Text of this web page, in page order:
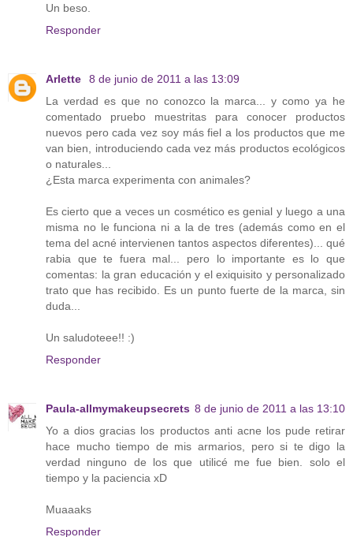
Un beso.
Responder
Arlette
8 de junio de 2011 a las 13:09
La verdad es que no conozco la marca... y como ya he
comentado pruebo muestritas para conocer productos
nuevos pero cada vez soy más fiel a los productos que me
van bien, introduciendo cada vez más productos ecológicos
o naturales...
¿Esta marca experimenta con animales?
Es cierto que a veces un cosmético es genial y luego a una
misma no le funciona ni a la de tres (además como en el
tema del acné intervienen tantos aspectos diferentes)... qué
rabia que te fuera mal... pero lo importante es lo que
comentas: la gran educación y el exiquisito y personalizado
trato que has recibido. Es un punto fuerte de la marca, sin
duda...
Un saludoteee!! :)
Responder
Paula-allmymakeupsecrets 8 de junio de 2011 a las 13:10
Yo a dios gracias los productos anti acne los pude retirar
hace mucho tiempo de mis armarios, pero si te digo la
verdad ninguno de los que utilicé me fue bien. solo el
tiempo y la paciencia xD
Muaaaks
Responder